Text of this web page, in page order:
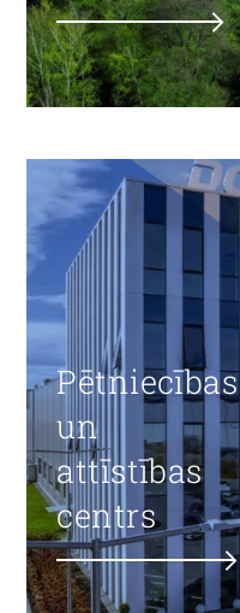
Pētniecības
un
attīstības
centrs